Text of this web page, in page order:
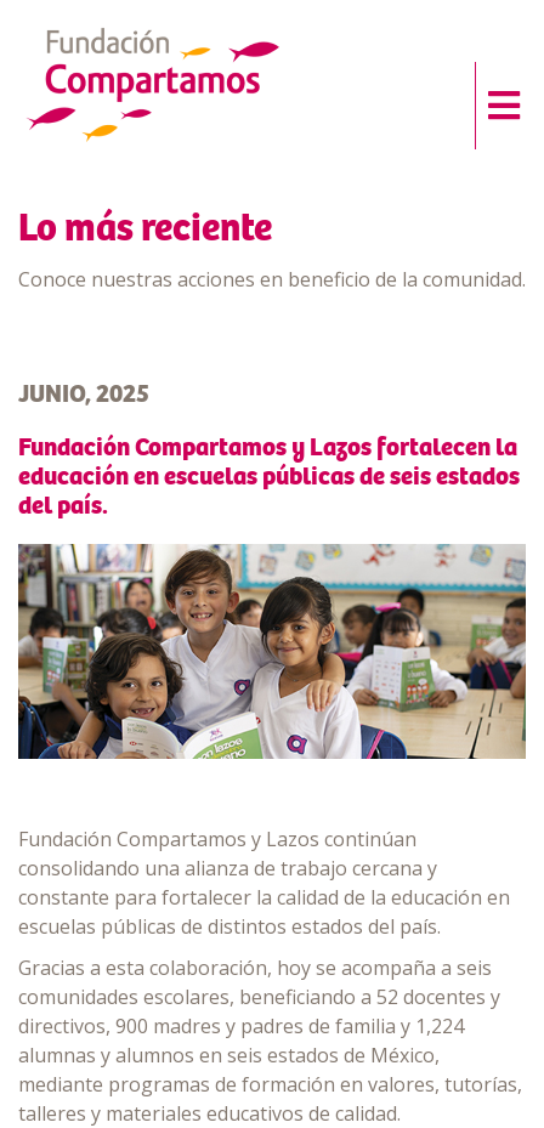
Lo más reciente
Conoce nuestras acciones en beneficio de la comunidad.
JUNIO, 2025
Fundación Compartamos y Lazos fortalecen la
educación en escuelas públicas de seis estados
del país.
Fundación Compartamos y Lazos continúan
consolidando una alianza de trabajo cercana y
constante para fortalecer la calidad de la educación en
escuelas públicas de distintos estados del país.
Gracias a esta colaboración, hoy se acompaña a seis
comunidades escolares, beneficiando a 52 docentes y
directivos, 900 madres y padres de familia y 1,224
alumnas y alumnos en seis estados de México,
mediante programas de formación en valores, tutorías,
talleres y materiales educativos de calidad.